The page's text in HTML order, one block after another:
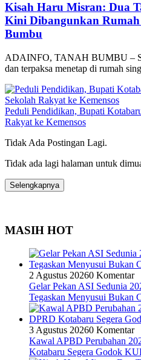
Kisah Haru Misran: Dua
Kini Dibangunkan
Bumbu
ADAINFO, TANAH BUMBU –
dan terpaksa menetap di rumah
Peduli Pendidikan, Bupati
Rakyat ke Kemensos
Tidak Ada Postingan Lagi.
Tidak ada lagi halaman untuk
Selengkapnya
MASIH HOT
2 Agustus 20260 Komentar
Gelar Pekan ASI Sedunia
Tegaskan Menyusui Bukan
3 Agustus 20260 Komentar
Kawal APBD Perubahan
Kotabaru Segera Godok